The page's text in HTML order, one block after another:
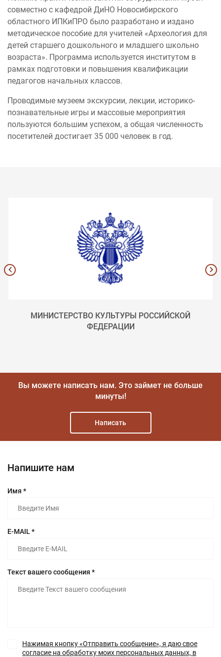
совместно с кафедрой ДиНО Новосибирского
областного ИПКиПРО было разработано и издано
методическое пособие для учителей «Археология для
детей старшего дошкольного и младшего школьно
возраста». Программа используется институтом в
рамках подготовки и повышения квалификации
педагогов начальных классов.
Проводимые музеем экскурсии, лекции, историко-
познавательные игры и массовые мероприятия
пользуются большим успехом, а общая численность
посетителей достигает 35 000 человек в год.
МИНИСТЕРСТВО КУЛЬТУРЫ РОССИЙСКОЙ
ФЕДЕРАЦИИ
Вы можете написать нам. Это займет не больше
минуты!
Написать
Напишите нам
Имя *
E-MAIL *
Текст вашего сообщения *
Нажимая кнопку «Отправить сообщение», я даю свое
согласие на обработку моих персональных данных, в